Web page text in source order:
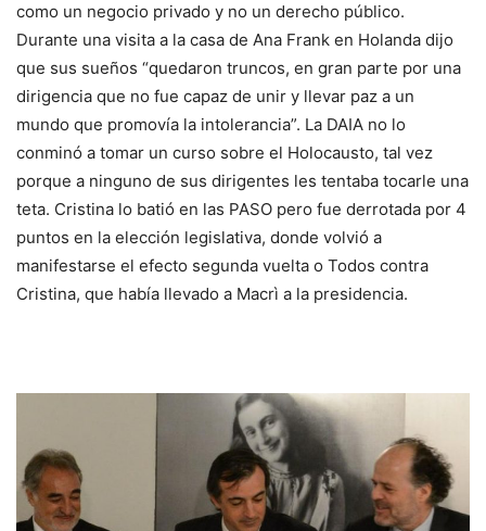
como un negocio privado y no un derecho público.
Durante una visita a la casa de Ana Frank en Holanda dijo
que sus sueños “quedaron truncos, en gran parte por una
dirigencia que no fue capaz de unir y llevar paz a un
mundo que promovía la intolerancia”. La DAIA no lo
conminó a tomar un curso sobre el Holocausto, tal vez
porque a ninguno de sus dirigentes les tentaba tocarle una
teta. Cristina lo batió en las PASO pero fue derrotada por 4
puntos en la elección legislativa, donde volvió a
manifestarse el efecto segunda vuelta o Todos contra
Cristina, que había llevado a Macrì a la presidencia.